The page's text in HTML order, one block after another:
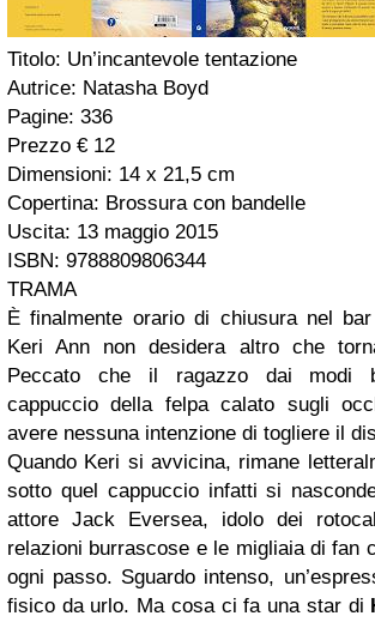
Titolo: Un’incantevole tentazione
Autrice: Natasha Boyd
Pagine: 336
Prezzo € 12
Dimensioni: 14 x 21,5 cm
Copertina: Brossura con bandelle
Uscita: 13 maggio 2015
ISBN: 9788809806344
TRAMA
È finalmente orario di chiusura nel
Keri Ann non desidera altro che
Peccato che il ragazzo dai modi
cappuccio della felpa calato sugli
avere nessuna intenzione di togliere il
Quando Keri si avvicina, rimane
sotto quel cappuccio infatti si
attore Jack Eversea, idolo dei
relazioni burrascose e le migliaia di fan
ogni passo. Sguardo intenso,
fisico da urlo. Ma cosa ci fa una star di